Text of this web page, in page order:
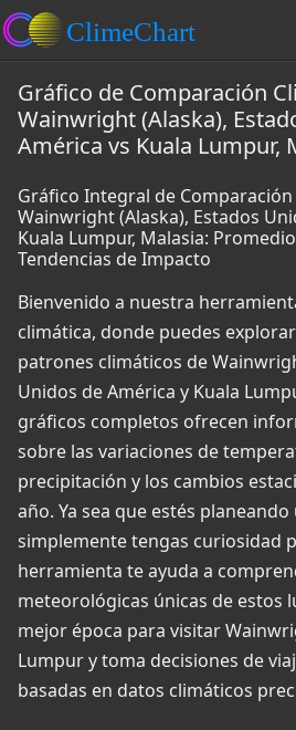
Gráfico de Comparación
Wainwright (Alaska),
América vs Kuala Lumpur,
Gráfico Integral de
Wainwright (Alaska), Estados
Kuala Lumpur, Malasia:
Tendencias de Impacto
Bienvenido a nuestra
climática, donde puedes
patrones climáticos de
Unidos de América y Kuala
gráficos completos ofrecen
sobre las variaciones de
precipitación y los cambios
año. Ya sea que estés planeando
simplemente tengas curiosidad
herramienta te ayuda a
meteorológicas únicas de estos
mejor época para visitar
Lumpur y toma decisiones de
basadas en datos climáticos